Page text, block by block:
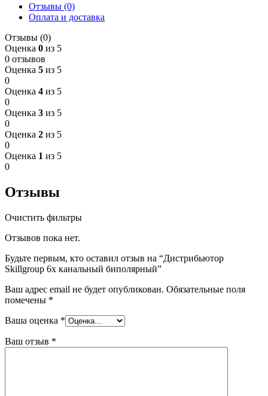
Отзывы (0)
Оплата и доставка
Отзывы (0)
Оценка 0 из 5
0 отзывов
Оценка 5 из 5
0
Оценка 4 из 5
0
Оценка 3 из 5
0
Оценка 2 из 5
0
Оценка 1 из 5
0
Отзывы
Очистить фильтры
Отзывов пока нет.
Будьте первым, кто оставил отзыв на “Дистрибьютор
Skillgroup 6x канальный биполярный”
Ваш адрес email не будет опубликован. Обязательные поля
помечены *
Ваша оценка *
Ваш отзыв *